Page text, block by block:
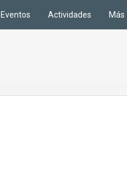
Eventos Actividades Más